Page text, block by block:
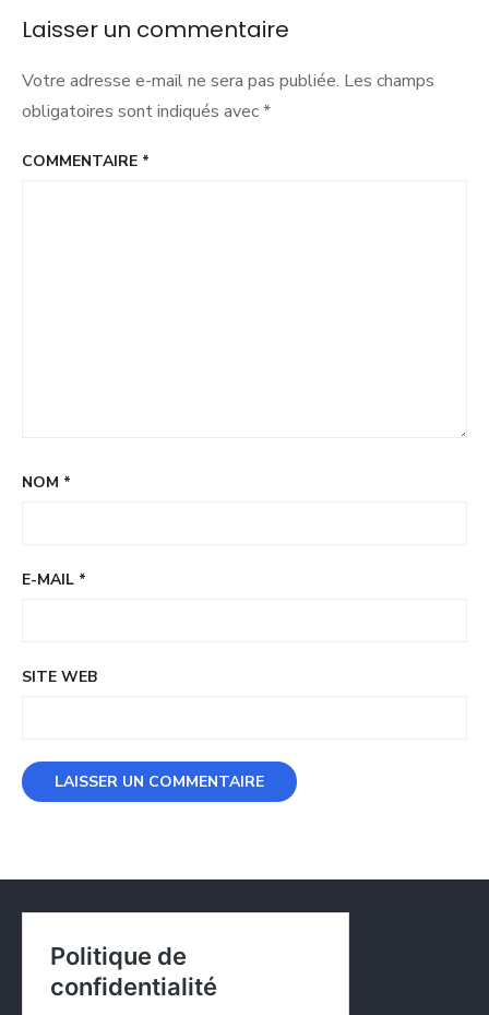
Laisser un commentaire
Votre adresse e-mail ne sera pas publiée. Les champs
obligatoires sont indiqués avec*
COMMENTAIRE *
NOM *
E-MAIL *
SITE WEB